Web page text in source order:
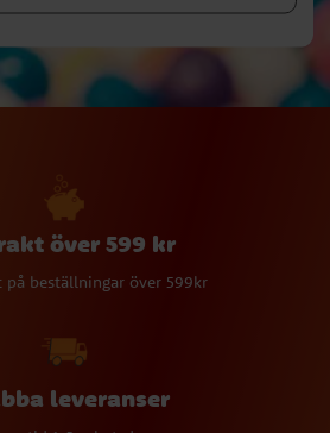
över 599 kr
på beställningar över 599kr
leveranser